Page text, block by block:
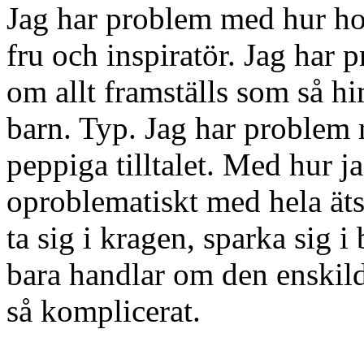
Jag har problem med hur
fru och inspiratör. Jag har
om allt framställs som så
barn. Typ. Jag har
peppiga tilltalet. Med hur
oproblematiskt med hela
ta sig i kragen, sparka sig
bara handlar om den
så komplicerat.